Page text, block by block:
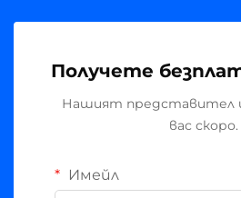
Получете
Нашият представител
вас скоро.
Имейл